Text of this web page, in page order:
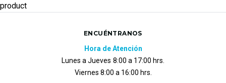
product
ENCUÉNTRANOS
Hora de Atención
Lunes a Jueves 8:00 a 17:00 hrs.
Viernes 8:00 a 16:00 hrs.